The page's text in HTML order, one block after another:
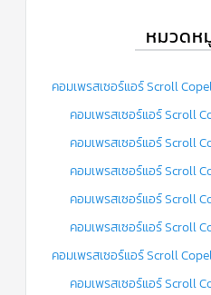
หมวดห
คอมเพรสเซอร์แอร์ Scroll
คอมเพรสเซอร์แอร์ Scroll
คอมเพรสเซอร์แอร์ Scroll
คอมเพรสเซอร์แอร์ Scroll
คอมเพรสเซอร์แอร์ Scroll
คอมเพรสเซอร์แอร์ Scroll
คอมเพรสเซอร์แอร์ Scroll
คอมเพรสเซอร์แอร์ Scroll